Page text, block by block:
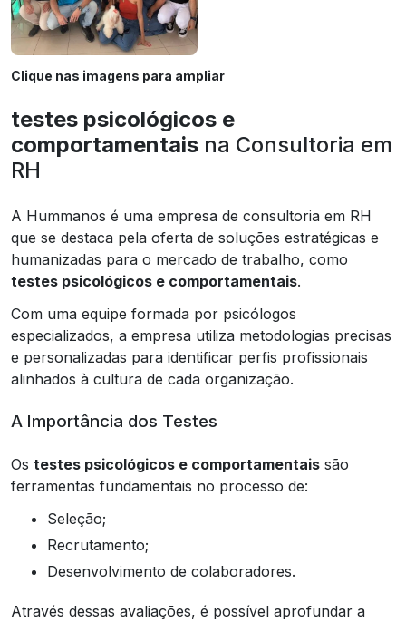
Clique nas imagens para ampliar
testes psicológicos e
comportamentais na Consultoria em
RH
A Hummanos é uma empresa de consultoria em RH
que se destaca pela oferta de soluções estratégicas e
humanizadas para o mercado de trabalho, como
testes psicológicos e comportamentais.
Com uma equipe formada por psicólogos
especializados, a empresa utiliza metodologias precisas
e personalizadas para identificar perfis profissionais
alinhados à cultura de cada organização.
A Importância dos Testes
Os testes psicológicos e comportamentais são
ferramentas fundamentais no processo de:
Seleção;
Recrutamento;
Desenvolvimento de colaboradores.
Através dessas avaliações, é possível aprofundar a